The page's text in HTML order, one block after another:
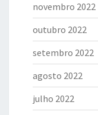
novembro 2022
outubro 2022
setembro 2022
agosto 2022
julho 2022